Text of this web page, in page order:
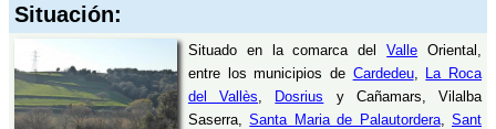
Situación:
Situado en la comarca delValle Oriental,
entre los municipios de Cardedeu, La Roca
del Vallès, Dosrius y Cañamars, Vilalba
Saserra,Santa Maria de Palautordera, Sant